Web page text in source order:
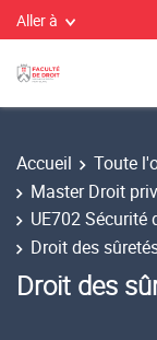
Aller à
Accueil Toute
Master Droit
UE702
Droit des
Droit des